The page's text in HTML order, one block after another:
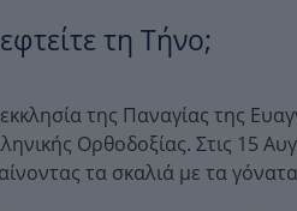
τη Τήνο;
της Παναγίας της
Ορθοδοξίας. Στις 15
τα σκαλιά με τα